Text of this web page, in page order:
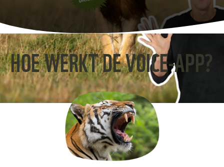
HOE WERKT DE VOICE-APP?
Koraal
Leeuw
Luipaard
Kleding & Accessoires
Speelgoed